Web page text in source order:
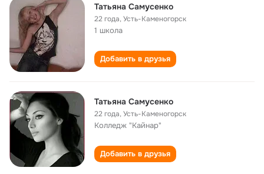
Татьяна Самусенко
22 года,Усть-Каменогорск
1 школа
Добавить в друзья
Татьяна Самусенко
22 года,Усть-Каменогорск
Колледж "Кайнар"
Добавить в друзья